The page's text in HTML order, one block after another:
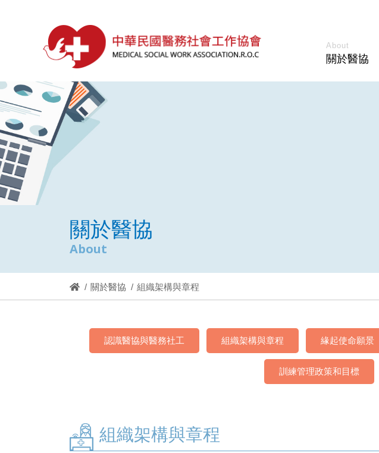
About
關於醫協
關於醫協
About
關於醫協 組織架構與章程
認識醫協與醫務社工 組織架構與章程 緣起使命願景
訓練管理政策和目標
組織架構與章程